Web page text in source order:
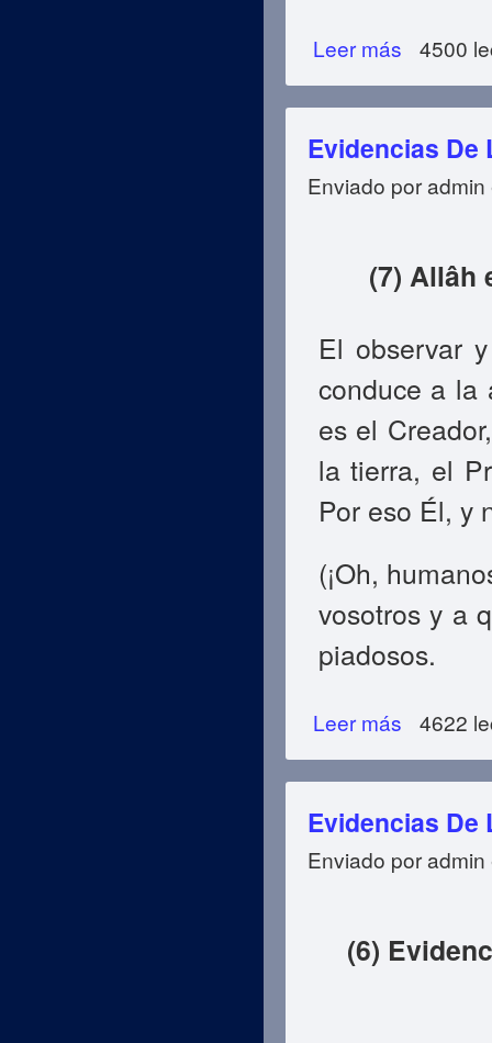
Leer más sobre
4500
Evidencias De
Enviado poradmin
(7)Allâh
El observar
conduce a la
es el
la tierra, el
Por eso Él, y
(¡Oh,
vosotros y a
piadosos.
Leer más sobre
4622
Evidencias De
Enviado poradmin
(6)